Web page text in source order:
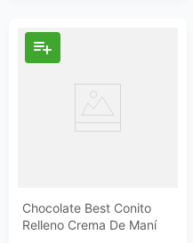
Chocolate Best Conito
Relleno Crema De Maní